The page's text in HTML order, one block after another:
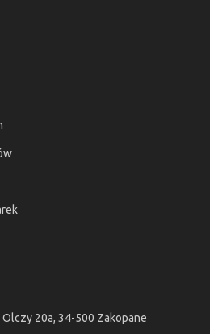
20a, 34-500 Zakopane